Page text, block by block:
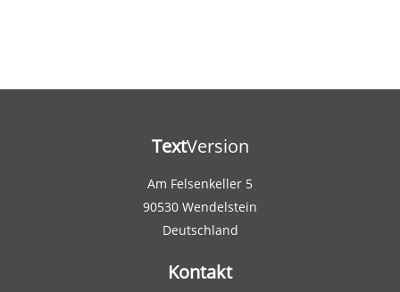
TextVersion
Am Felsenkeller 5
90530 Wendelstein
Deutschland
Kontakt